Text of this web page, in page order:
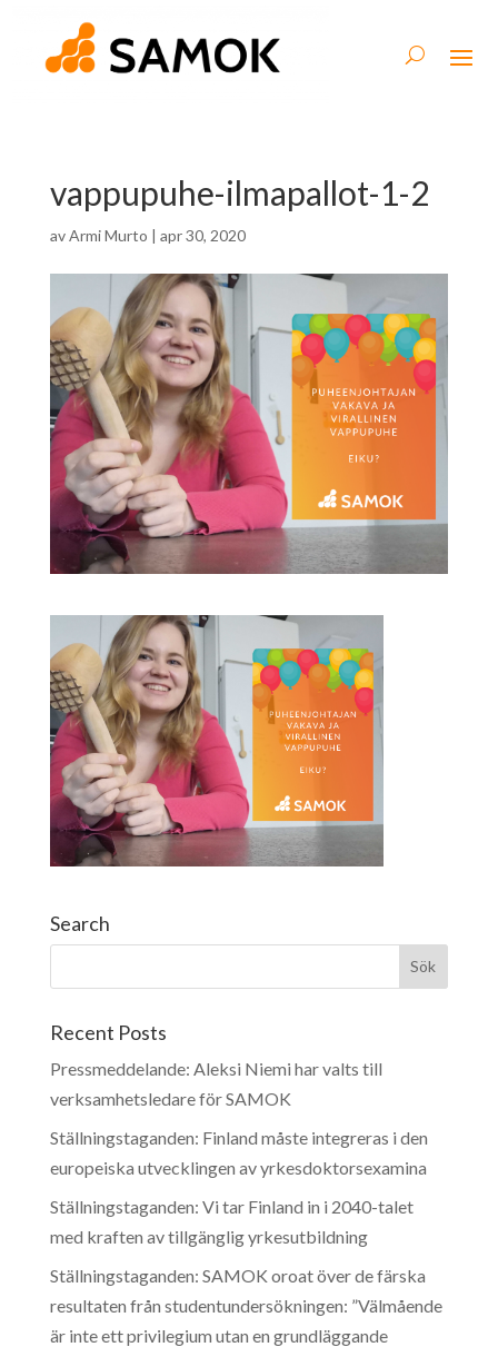
vappupuhe-ilmapallot-1-2
avArmi Murto | apr 30, 2020
Search
Recent Posts
Pressmeddelande: Aleksi Niemi har valts till
verksamhetsledare för SAMOK
Ställningstaganden: Finland måste integreras i den
europeiska utvecklingen av yrkesdoktorsexamina
Ställningstaganden: Vi tar Finland in i 2040-talet
med kraften av tillgänglig yrkesutbildning
Ställningstaganden: SAMOK oroat över de färska
resultaten från studentundersökningen: ”Välmående
är inte ett privilegium utan en grundläggande